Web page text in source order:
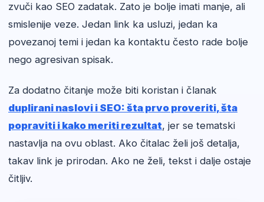
zvuči kao SEO zadatak. Zato je bolje imati manje, ali
smislenije veze. Jedan link ka usluzi, jedan ka
povezanoj temi i jedan ka kontaktu često rade bolje
nego agresivan spisak.
Za dodatno čitanje može biti koristan i članak
duplirani naslovi i SEO: šta prvo proveriti, šta
popraviti i kako meriti rezultat, jer se tematski
nastavlja na ovu oblast. Ako čitalac želi još detalja,
takav link je prirodan. Ako ne želi, tekst i dalje ostaje
čitljiv.